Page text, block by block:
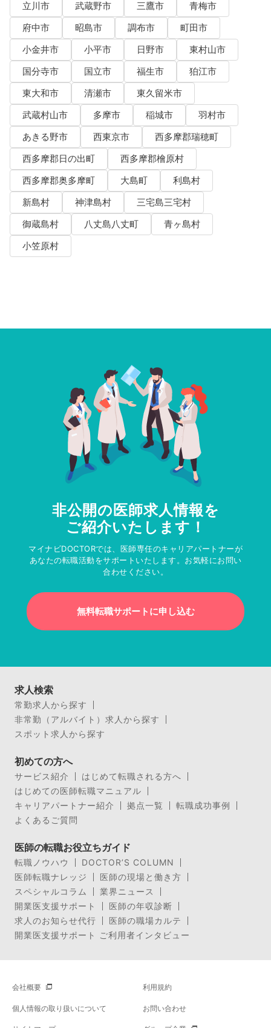
立川市
武蔵野市 三鷹市
青梅市
府中市
昭島市 調布市
町田市
小金井市
小平市 日野市
東村山市
国分寺市
国立市 福生市
狛江市
東大和市
清瀬市
東久留米市
武蔵村山市
多摩市 稲城市
羽村市
あきる野市
西東京市
西多摩郡瑞穂町
西多摩郡日の出町
西多摩郡檜原村
西多摩郡奥多摩町
大島町
利島村
新島村
神津島村
三宅島三宅村
御蔵島村
八丈島八丈町
青ヶ島村
小笠原村
非公開の医師求人情報を
ご紹介いたします！
マイナビDOCTORでは、医師専任のキャリアパートナーが
あなたの転職活動をサポートいたします。お気軽にお問い
合わせください。
無料転職サポートに申し込む
求人検索
常勤求人から探す
非常勤（アルバイト）求人から探す
スポット求人から探す
初めての方へ
サービス紹介
はじめて転職される方へ
はじめての医師転職マニュアル
キャリアパートナー紹介
拠点一覧
転職成功事例
よくあるご質問
医師の転職お役立ちガイド
転職ノウハウ
DOCTOR’S COLUMN
医師転職ナレッジ
医師の現場と働き方
スペシャルコラム
業界ニュース
開業医支援サポート
医師の年収診断
求人のお知らせ代行
医師の職場カルテ
開業医支援サポート ご利用者インタビュー
会社概要 利用規約
個人情報の取り扱いについて お問い合わせ